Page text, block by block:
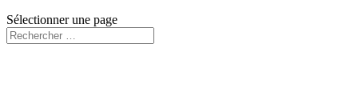
Sélectionner une page